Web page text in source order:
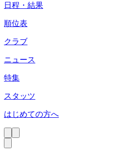
日程・結果
順位表
クラブ
ニュース
特集
スタッツ
はじめての方へ